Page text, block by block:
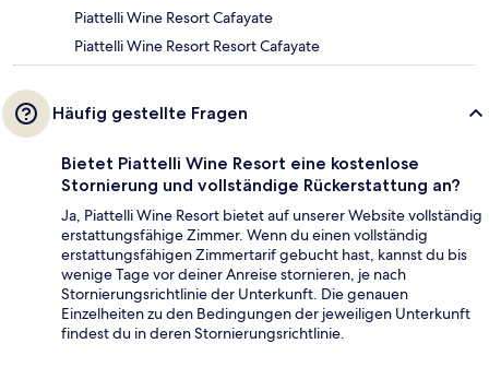
Piattelli Wine Resort Cafayate
Piattelli Wine Resort Resort Cafayate
Häufig gestellte Fragen
Bietet Piattelli Wine Resort eine kostenlose
Stornierung und vollständige Rückerstattung an?
Ja, Piattelli Wine Resort bietet auf unserer Website vollständig
erstattungsfähige Zimmer. Wenn du einen vollständig
erstattungsfähigen Zimmertarif gebucht hast, kannst du bis
wenige Tage vor deiner Anreise stornieren, je nach
Stornierungsrichtlinie der Unterkunft. Die genauen
Einzelheiten zu den Bedingungen der jeweiligen Unterkunft
findest du in deren Stornierungsrichtlinie.